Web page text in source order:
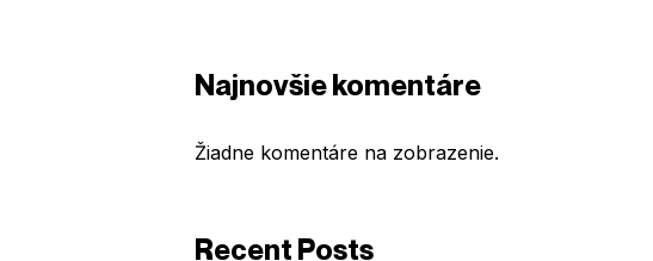
Najnovšie komentáre
Žiadne komentáre na zobrazenie.
Recent Posts